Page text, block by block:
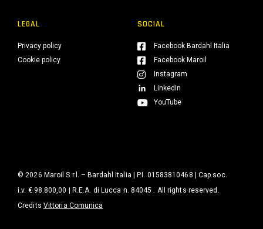
LEGAL
Privacy policy
Cookie policy
SOCIAL
Facebook Bardahl Italia
Facebook Maroil
Instagram
LinkedIn
YouTube
© 2026 Maroil S.r.l. – Bardahl Italia | P.I. 01583810468 | Cap.soc.
i.v. € 98.800,00 | R.E.A. di Lucca n. 84045 . All rights reserved.
Credits Vittoria Comunica